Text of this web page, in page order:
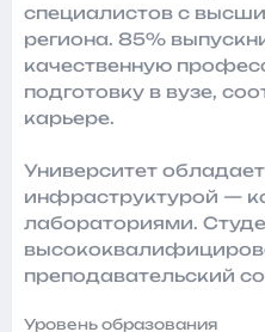
специалистов с
региона. 85%
качественную
подготовку в вузе,
карьере.
Университет
инфраструктурой —
лабораториями.
преподавательский
Уровень образования